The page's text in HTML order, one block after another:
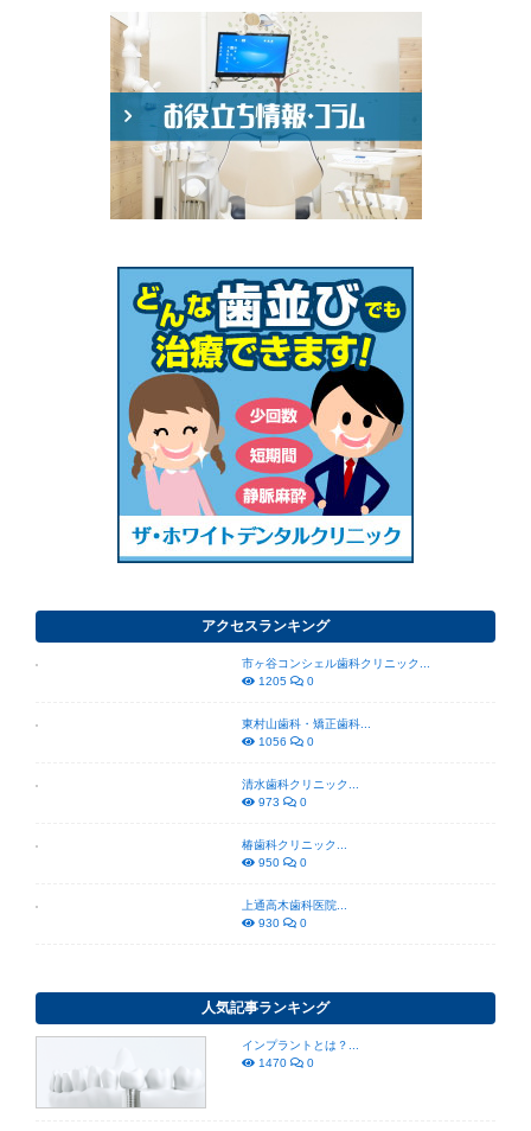
アクセスランキング
市ヶ谷コンシェル歯科クリニック...
1205
0
東村山歯科・矯正歯科...
1056
0
清水歯科クリニック...
973
0
椿歯科クリニック...
950
0
上通高木歯科医院...
930
0
人気記事ランキング
インプラントとは？...
1470
0